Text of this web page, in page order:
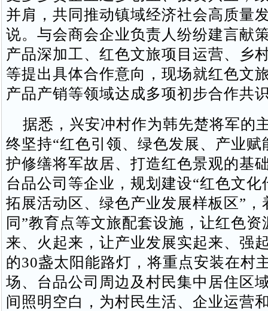
并肩，共同推动镇域经济社会高质量
说。与会商会企业负责人纷纷建言献
产品深加工、红色文旅项目运营、乡
等提出具体合作意向，现场就红色文
产品产销等领域达成多项初步合作共
据悉，兴安冲村作为韩先楚将军的
终坚持“红色引领、绿色发展、产业赋
护修缮将军故居、打造红色景观的基
台品公司等企业，规划建设“红色文化
拓展活动区、绿色产业发展样板区”，
同”教育点等文旅配套设施，让红色资
来、火起来，让产业发展实起来、强
的30盏太阳能路灯，将重点安装在村
场、台品公司周边及村民集中居住区
间照明空白，为村民生活、企业运营